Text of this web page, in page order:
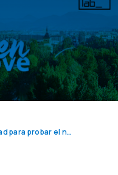
Smart Pamplona Lab, una oportunidad para probar el nuevo monitor de calidad del aire exterior Kunak AIR Pro